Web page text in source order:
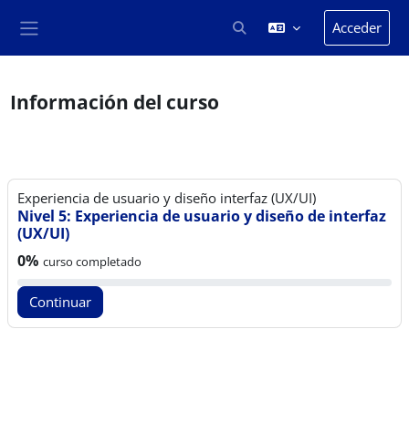
Selector de búsqueda de
Acceder
Información del curso
Experiencia de usuario y diseño interfaz (UX/UI)
Nivel 5: Experiencia de usuario y diseño de interfaz
(UX/UI)
Progreso del curso:
0% curso completado
Continuar